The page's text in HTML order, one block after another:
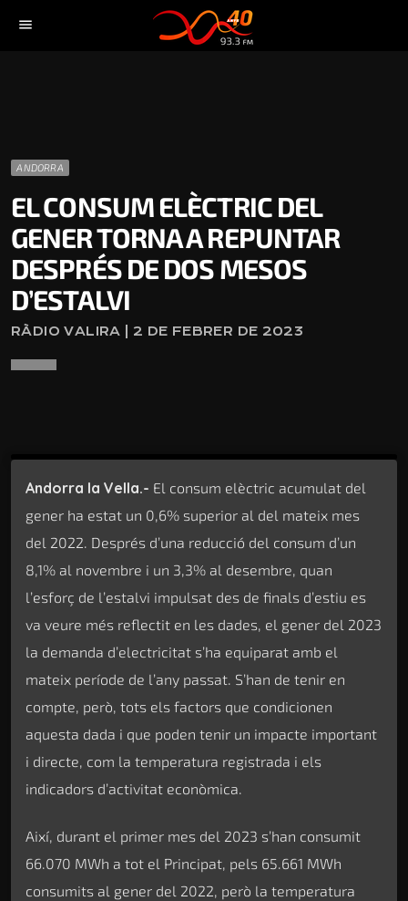
menu
ANDORRA
EL CONSUM ELÈCTRIC DEL
GENER TORNA A REPUNTAR
DESPRÉS DE DOS MESOS
D’ESTALVI
RÀDIO VALIRA | 2 DE FEBRER DE 2023
Andorra la Vella.- El consum elèctric acumulat del
gener ha estat un 0,6% superior al del mateix mes
del 2022. Després d’una reducció del consum d’un
8,1% al novembre i un 3,3% al desembre, quan
l’esforç de l’estalvi impulsat des de finals d’estiu es
va veure més reflectit en les dades, el gener del 2023
la demanda d’electricitat s’ha equiparat amb el
mateix període de l’any passat. S’han de tenir en
compte, però, tots els factors que condicionen
aquesta dada i que poden tenir un impacte important
i directe, com la temperatura registrada i els
indicadors d’activitat econòmica.
Així, durant el primer mes del 2023 s’han consumit
66.070 MWh a tot el Principat, pels 65.661 MWh
consumits al gener del 2022, però la temperatura